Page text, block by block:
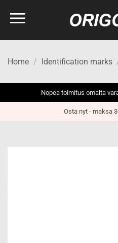
Home / Identification marks
Nopea toimitus omalta
Osta nyt - maksa